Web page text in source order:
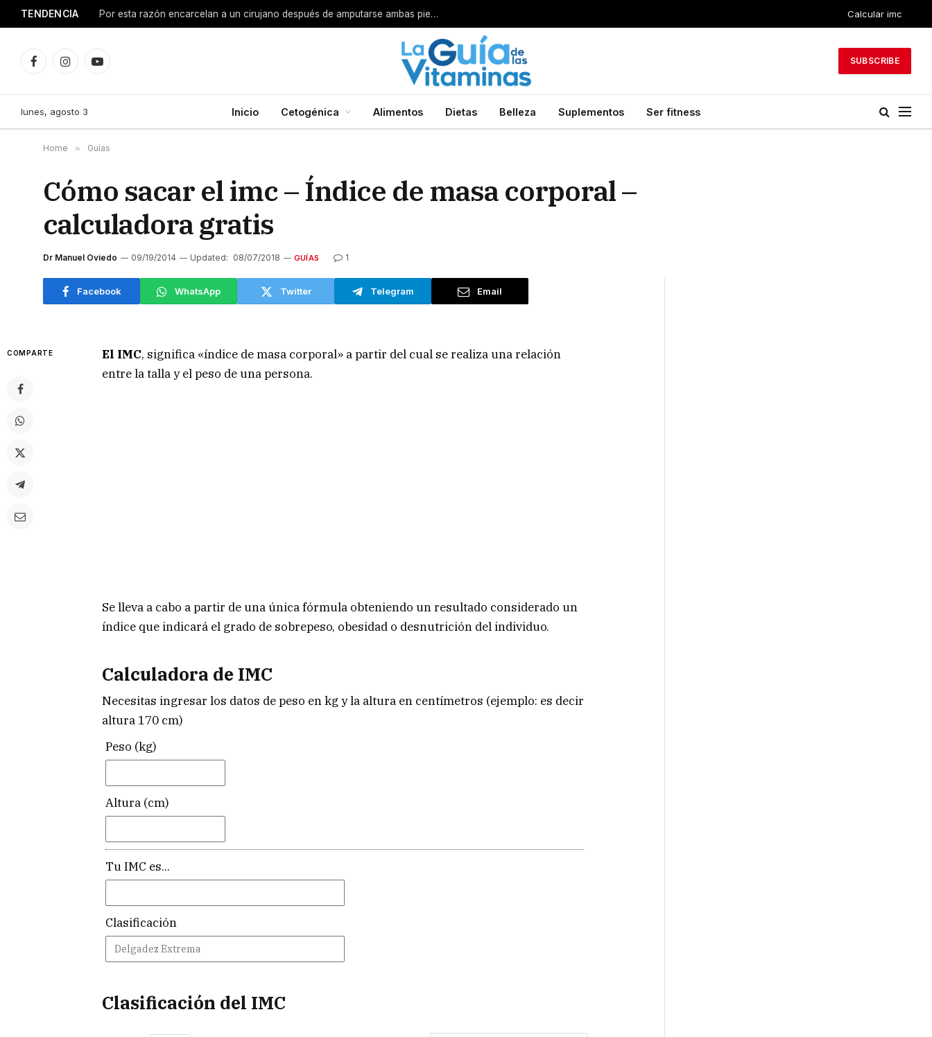
TENDENCIA Por esta razón encarcelan a un cirujano después de amputarse ambas piernas Calcular imc
FacebookInstagramYouTube
SUBSCRIBE
lunes, agosto 3 Inicio Cetogénica Alimentos Dietas Belleza Suplementos Ser fitness
Home » Guías
Cómo sacar el imc – Índice de masa corporal –
calculadora gratis
Dr Manuel Oviedo 09/19/2014 Updated: 08/07/2018 GUÍAS 1
Facebook WhatsApp Twitter Telegram Email
COMPARTE El IMC, significa «índice de masa corporal» a partir del cual se realiza una relación
entre la talla y el peso de una persona.
Se lleva a cabo a partir de una única fórmula obteniendo un resultado considerado un
índice que indicará el grado de sobrepeso, obesidad o desnutrición del individuo.
Calculadora de IMC
Necesitas ingresar los datos de peso en kg y la altura en centímetros (ejemplo: es decir
altura 170 cm)
Peso (kg)
Altura (cm)
Tu IMC es...
Clasificación
Clasificación del IMC